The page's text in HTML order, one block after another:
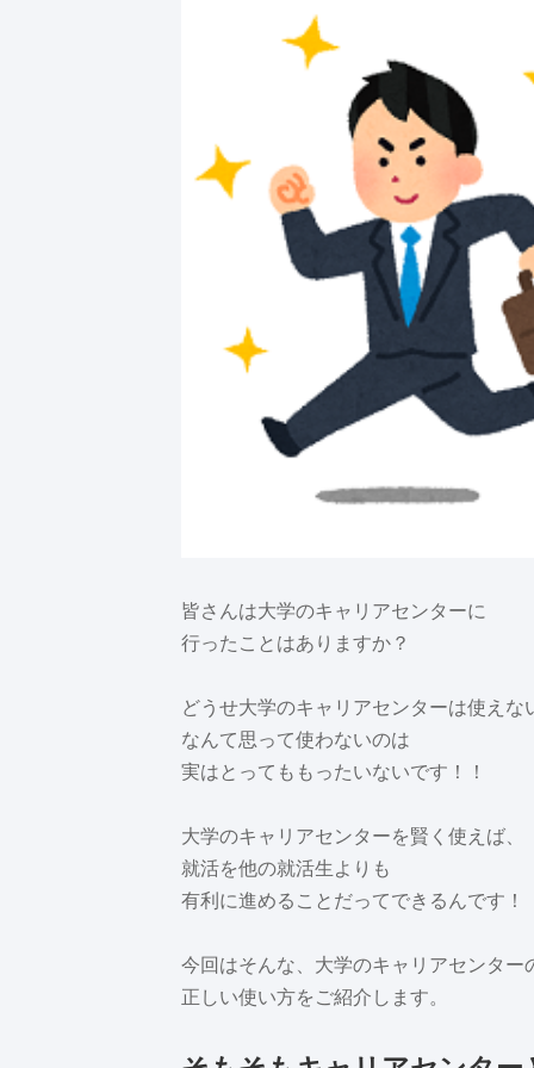
皆さんは大学のキャリアセンターに
行ったことはありますか？
どうせ大学のキャリアセンターは使えな
なんて思って使わないのは
実はとってももったいないです！！
大学のキャリアセンターを賢く使えば、
就活を他の就活生よりも
有利に進めることだってできるんです！
今回はそんな、大学のキャリアセンター
正しい使い方をご紹介します。